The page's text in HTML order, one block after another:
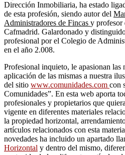
Dirección Inmobiliaria, ha estado
de esta profesión, siendo autor del
Administradores de Fincas y profesor
Cafmadrid. Galardonado y
profesional por el Colegio de
en el año 2.008.
Profesional inquieto, le apasionan las
aplicación de las mismas a nuestra
del sitio www.comunidades.com con
Comunidades”. En esta web aporta
profesionales y propietarios que
vigente en diferentes materiales
la propiedad horizontal,
artículos relacionados con esta
novedades ha incluido un apartado
Horizontal y dentro del mismo,